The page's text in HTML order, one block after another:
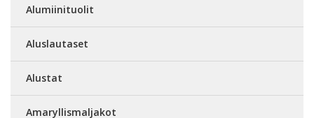
Alumiinituolit
Aluslautaset
Alustat
Amaryllismaljakot